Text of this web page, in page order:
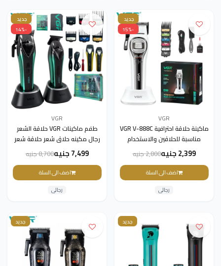
جديد
-15%
VGR
ماكينة حلاقة احترافية VGR V-888C
مناسبة للحلاقين والاستخدام
المنزلي، بتجمع بين القوة والدقة
وسهولة الاستخدام.
2,399 جنيه 2,800 جنيه
اضف الى السلة
رجالى
جديد
-14%
VGR
طفم ماكينات VGR حلاقة الشعر
رجال مكينه حلاق شعر حلاقة شعر
للرجال + ماكينة قص الشعر محرك
متجه ماكينة قص الشعر قابلة
للتعديل 11000 دورة
7,499 جنيه 8,700 جنيه
اضف الى السلة
رجالى
جديد جديد